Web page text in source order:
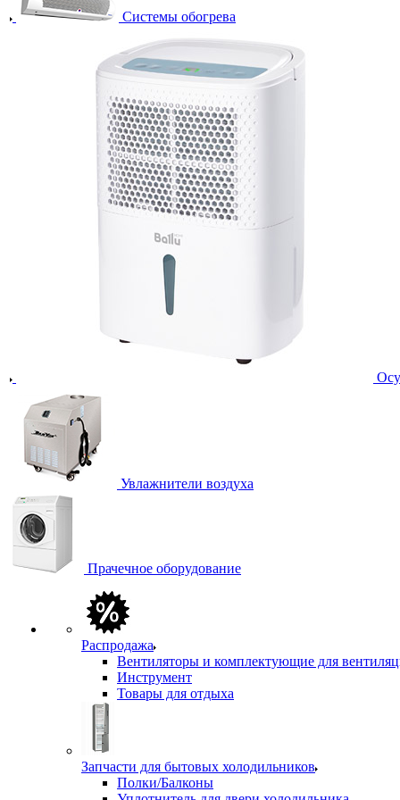
Системы обогрева
Увлажнители воздуха
Прачечное оборудование
Распродажа
Вентиляторы и комплектующие для
Инструмент
Товары для отдыха
Запчасти для бытовых холодильников
Полки/Балконы